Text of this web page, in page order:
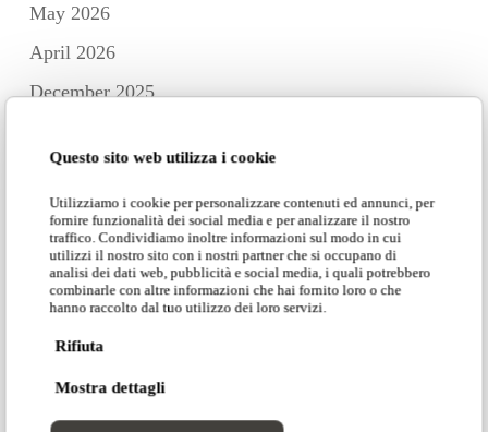
Questo sito web utilizza i cookie
Utilizziamo i cookie per personalizzare contenuti ed annunci, per
fornire funzionalità dei social media e per analizzare il nostro
traffico. Condividiamo inoltre informazioni sul modo in cui
utilizzi il nostro sito con i nostri partner che si occupano di
analisi dei dati web, pubblicità e social media, i quali potrebbero
combinarle con altre informazioni che hai fornito loro o che
hanno raccolto dal tuo utilizzo dei loro servizi.
Rifiuta
Mostra dettagli
May 2026
April 2026
December 2025
October 2025
September 2025
July 2025
June 2025